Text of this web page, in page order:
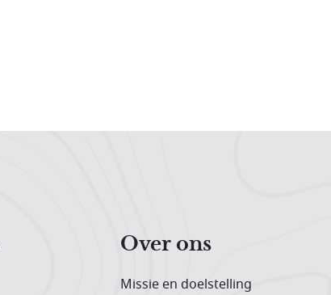
Over ons
Missie en doelstelling